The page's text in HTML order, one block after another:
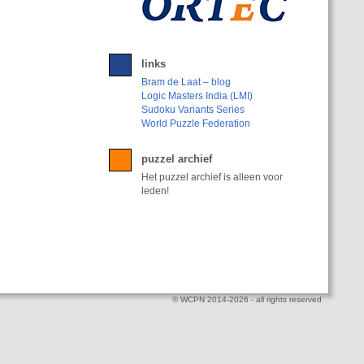
links
Bram de Laat – blog
Logic Masters India (LMI)
Sudoku Variants Series
World Puzzle Federation
puzzel archief
Het puzzel archief is alleen voor
leden!
© WCPN 2014-2026 - all rights reserved